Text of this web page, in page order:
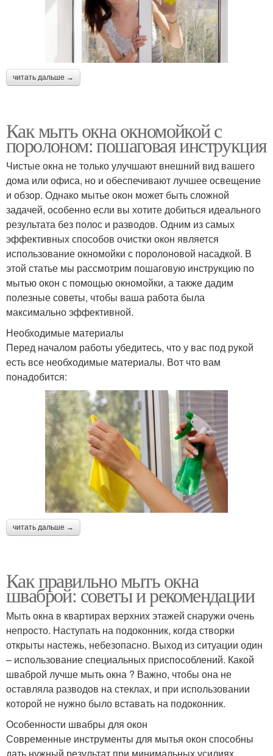
читать дальше →
Как мыть окна окномойкой с
поролоном: пошаговая инструкция
Чистые окна не только улучшают внешний вид вашего
дома или офиса, но и обеспечивают лучшее освещение
и обзор. Однако мытье окон может быть сложной
задачей, особенно если вы хотите добиться идеального
результата без полос и разводов. Одним из самых
эффективных способов очистки окон является
использование окномойки с поролоновой насадкой. В
этой статье мы рассмотрим пошаговую инструкцию по
мытью окон с помощью окномойки, а также дадим
полезные советы, чтобы ваша работа была
максимально эффективной.
Необходимые материалы
Перед началом работы убедитесь, что у вас под рукой
есть все необходимые материалы. Вот что вам
понадобится:
читать дальше →
Как правильно мыть окна
шваброй: советы и рекомендации
Мыть окна в квартирах верхних этажей снаружи очень
непросто. Наступать на подоконник, когда створки
открыты настежь, небезопасно. Выход из ситуации один
– использование специальных приспособлений. Какой
шваброй лучше мыть окна ? Важно, чтобы она не
оставляла разводов на стеклах, и при использовании
которой не нужно было вставать на подоконник.
Особенности швабры для окон
Современные инструменты для мытья окон способны
дать нужный результат при минимальных усилиях.